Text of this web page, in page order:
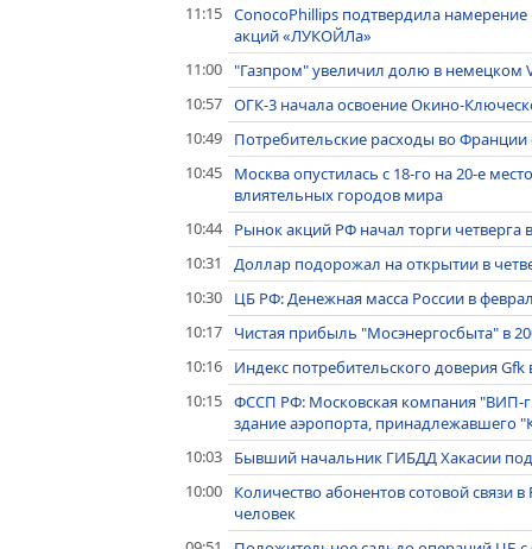
11:15 ConocoPhillips подтвердила
акций «ЛУКОЙЛа»
11:00 "Газпром" увеличил долю в немецком
10:57 ОГК-3 начала освоение Окино-
10:49
Потребительские расходы во Франции
10:45
Москва опустилась с 18-го на 20-е
влиятельных городов мира
10:44
Рынок акций РФ начал торги
10:31
Доллар подорожал на открытии в
10:30
ЦБ РФ: Денежная масса России в
10:17
Чистая прибыль "Мосэнергосбыта" в
10:16
Индекс потребительского доверия Gfk
10:15 ФССП РФ: Московская компания "ВИП-
здание аэропорта, принадлежавшего
10:03
Бывший начальник ГИБДД Хакасии
10:00
Количество абонентов сотовой связи
человек